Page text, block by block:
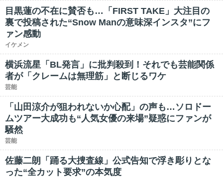
目黒蓮の不在に賛否も…「FIRST TAKE」大注目の
裏で投稿された“Snow Manの意味深インスタ”にフ
ァン感動
イケメン
横浜流星「BL発言」に批判殺到！それでも芸能関係
者が「クレームは無理筋」と断じるワケ
芸能
「山田涼介が狙われないか心配」の声も…ソロドー
ムツアー大成功も“人気女優の来場”疑惑にファンが
騒然
芸能
佐藤二朗「踊る大捜査線」公式告知で浮き彫りとな
った“全カット要求”の本気度